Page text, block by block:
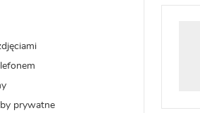
prywatne